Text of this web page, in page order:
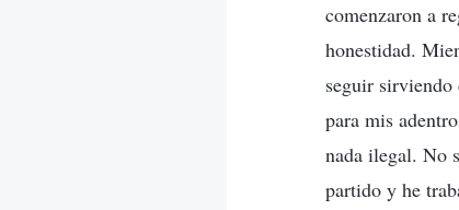
comenzaron a
honestidad.
seguir sirviendo
para mis
nada ilegal. No
partido y he